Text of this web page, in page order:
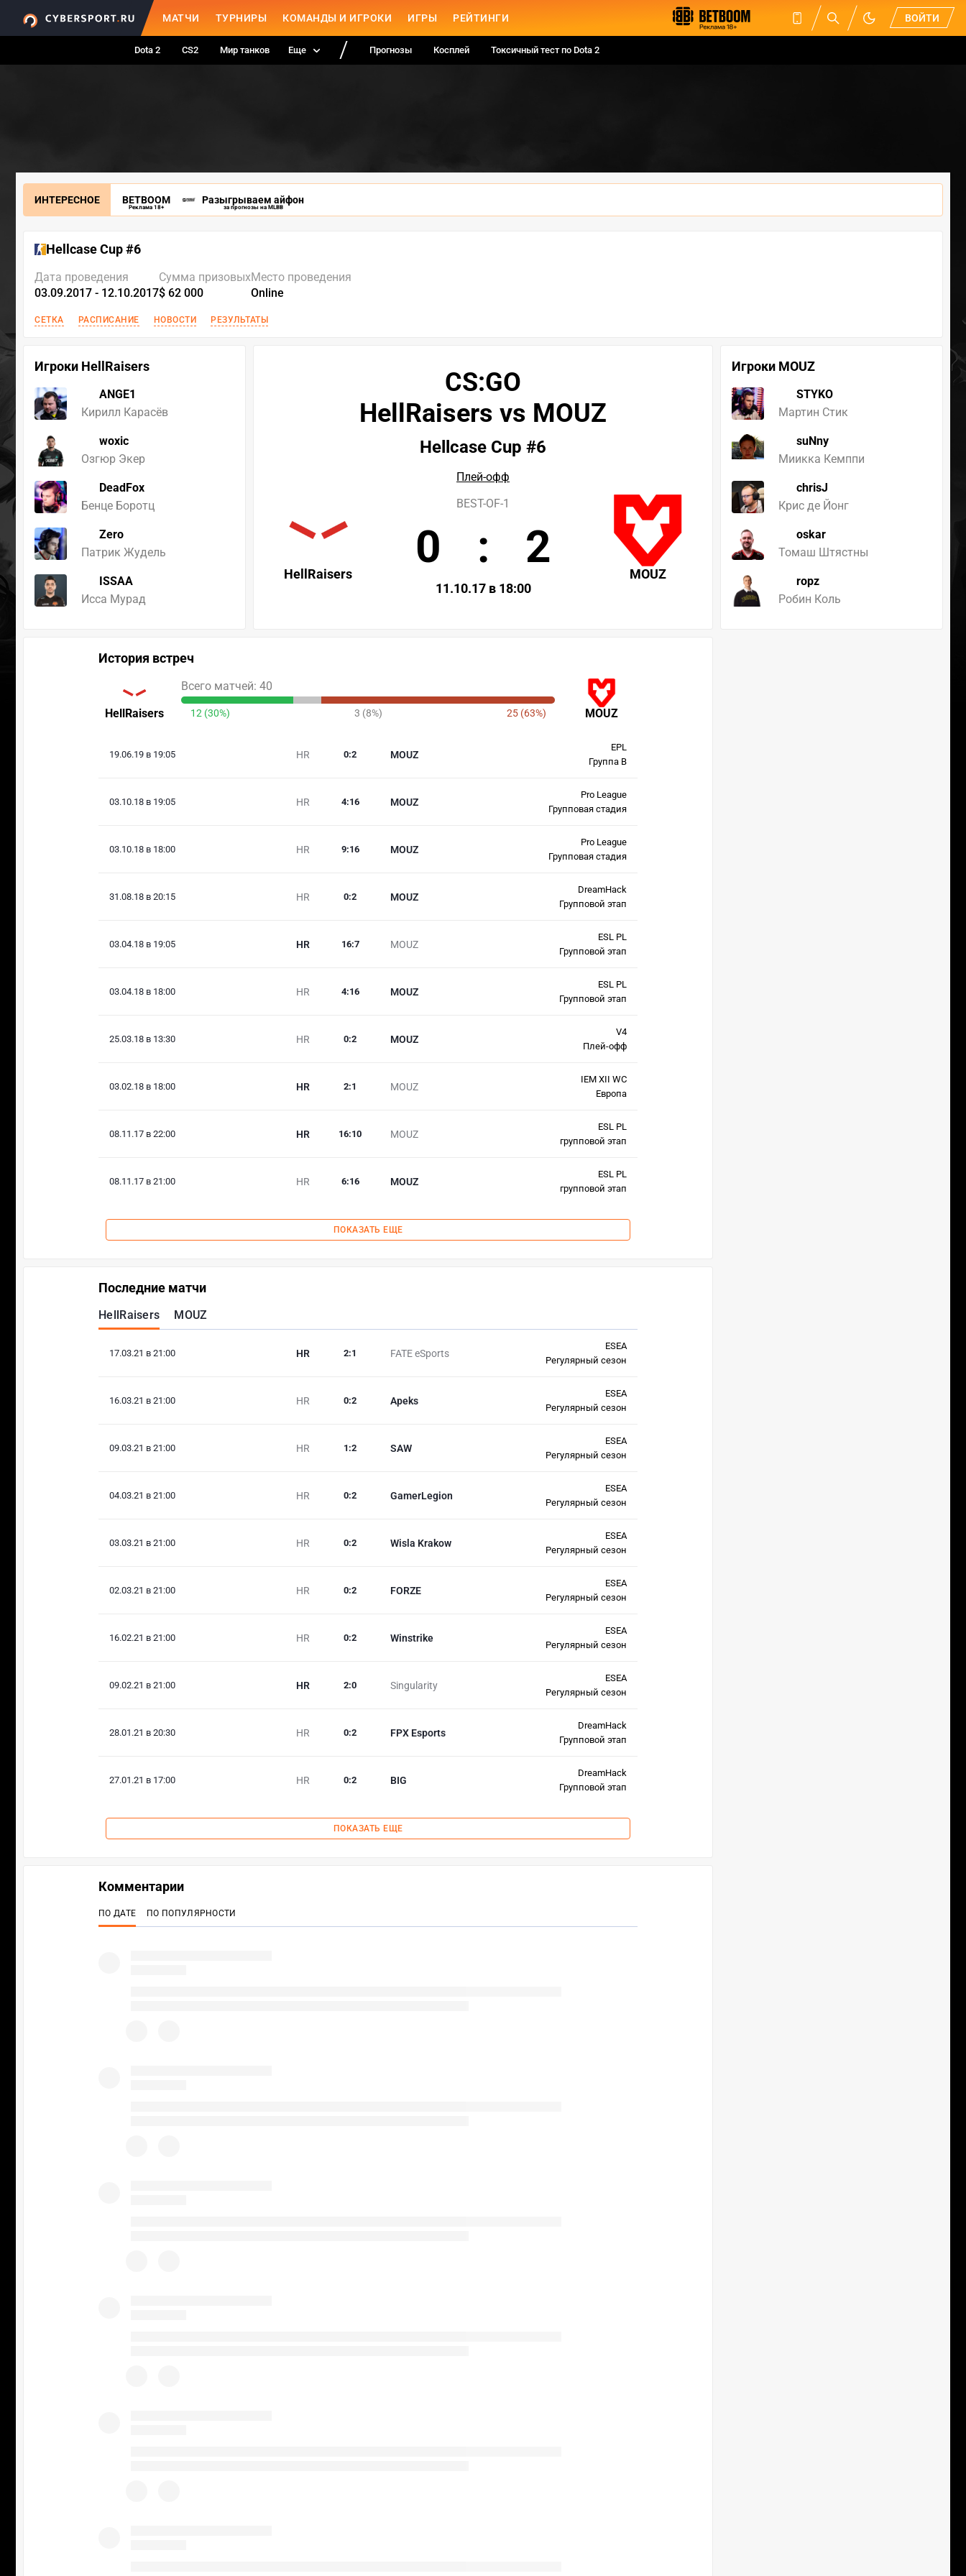
МАТЧИ ТУРНИРЫ КОМАНДЫ И ИГРОКИ ИГРЫ РЕЙТИНГИ ВОЙТИ
Dota 2 CS2 Мир танков Еще Прогнозы Косплей Токсичный тест по Dota 2
ИНТЕРЕСНОЕ BETBOOM
Реклама 18+
Разыгрываем айфон
за прогнозы на MLBB
Hellcase Cup #6
Дата проведения
03.09.2017 - 12.10.2017
Сумма призовых
$ 62 000
Место проведения
Online
СЕТКА РАСПИСАНИЕ НОВОСТИ РЕЗУЛЬТАТЫ
Игроки HellRaisers
ANGE1
Кирилл Карасёв
woxic
Озгюр Экер
DeadFox
Бенце Боротц
Zero
Патрик Жудель
ISSAA
Исса Мурад
Игроки MOUZ
STYKO
Мартин Стик
suNny
Миикка Кемппи
chrisJ
Крис де Йонг
oskar
Томаш Штястны
ropz
Робин Коль
CS:GO
HellRaisers vs MOUZ
Hellcase Cup #6
Плей-офф
HellRaisers MOUZ
BEST-OF-1
0 : 2
11.10.17 в 18:00
История встреч
HellRaisers MOUZ
Всего матчей: 40
12 (30%) 3 (8%) 25 (63%)
19.06.19 в 19:05 HR MOUZ
0:2
EPL
Группа B
03.10.18 в 19:05 HR MOUZ
4:16
Pro League
Групповая стадия
03.10.18 в 18:00 HR MOUZ
9:16
Pro League
Групповая стадия
31.08.18 в 20:15 HR MOUZ
0:2
DreamHack
Групповой этап
03.04.18 в 19:05 HR MOUZ
16:7
ESL PL
Групповой этап
03.04.18 в 18:00 HR MOUZ
4:16
ESL PL
Групповой этап
25.03.18 в 13:30 HR MOUZ
0:2
V4
Плей-офф
03.02.18 в 18:00 HR MOUZ
2:1
IEM XII WC
Европа
08.11.17 в 22:00 HR MOUZ
16:10
ESL PL
групповой этап
08.11.17 в 21:00 HR MOUZ
6:16
ESL PL
групповой этап
ПОКАЗАТЬ ЕЩЕ
Последние матчи
HellRaisers MOUZ
17.03.21 в 21:00 HR FATE eSports
2:1
ESEA
Регулярный сезон
16.03.21 в 21:00 HR Apeks
0:2
ESEA
Регулярный сезон
09.03.21 в 21:00 HR SAW
1 :2
ESEA
Регулярный сезон
04.03.21 в 21:00 HR GamerLegion
0:2
ESEA
Регулярный сезон
03.03.21 в 21:00 HR Wisla Krakow
0:2
ESEA
Регулярный сезон
02.03.21 в 21:00 HR FORZE
0:2
ESEA
Регулярный сезон
16.02.21 в 21:00 HR Winstrike
0:2
ESEA
Регулярный сезон
09.02.21 в 21:00 HR Singularity
2:0
ESEA
Регулярный сезон
28.01.21 в 20:30 HR FPX Esports
0:2
DreamHack
Групповой этап
27.01.21 в 17:00 HR BIG
0:2
DreamHack
Групповой этап
ПОКАЗАТЬ ЕЩЕ
Комментарии
ПО ДАТЕ ПО ПОПУЛЯРНОСТИ